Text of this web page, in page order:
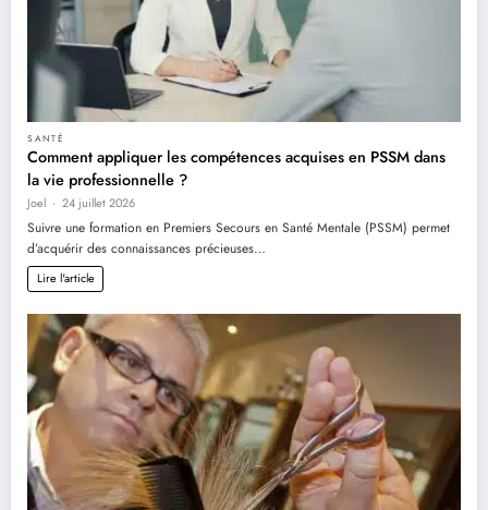
SANTÉ
Comment appliquer les compétences acquises en PSSM dans
la vie professionnelle ?
Joel 24 juillet 2026
Suivre une formation en Premiers Secours en Santé Mentale (PSSM) permet
d’acquérir des connaissances précieuses…
Lire l'article